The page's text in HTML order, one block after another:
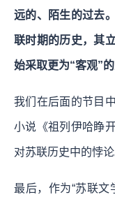
远的、陌生的过去
联时期的历史，其
始采取更为“客观”的
我们在后面的节目
小说《祖列伊哈睁
对苏联历史中的悖论
最后，作为“苏联文